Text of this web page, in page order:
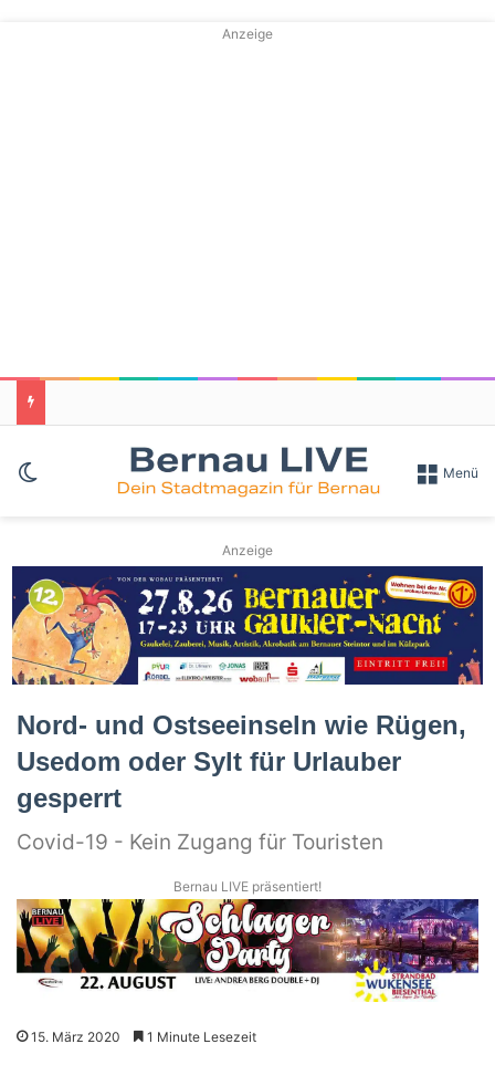
Anzeige
Skin umschalten Menü
Anzeige
Nord- und Ostseeinseln wie Rügen,
Usedom oder Sylt für Urlauber
gesperrt
Covid-19 - Kein Zugang für Touristen
Bernau LIVE präsentiert!
15. März 2020 1 Minute Lesezeit